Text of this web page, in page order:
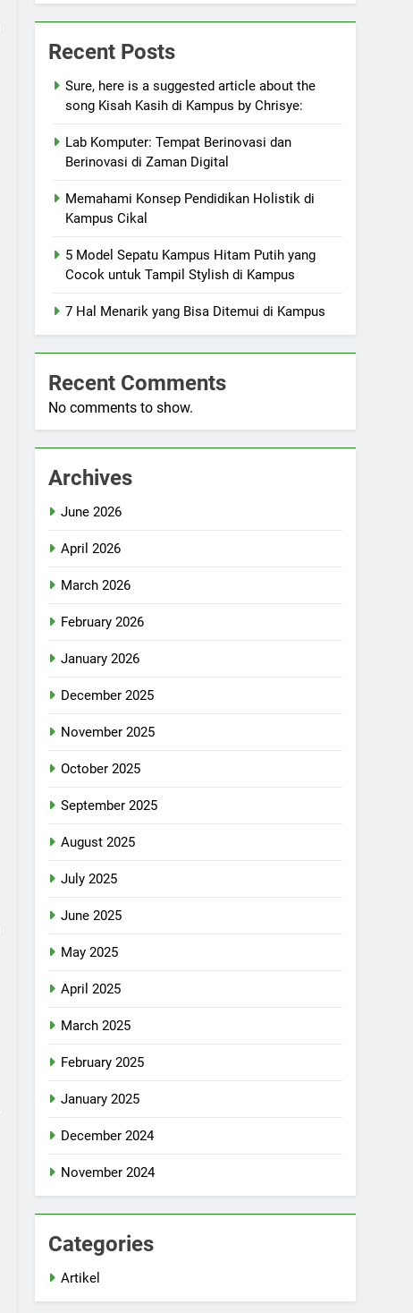
Recent Posts
Sure, here is a suggested article about the
song Kisah Kasih di Kampus by Chrisye:
Lab Komputer: Tempat Berinovasi dan
Berinovasi di Zaman Digital
Memahami Konsep Pendidikan Holistik di
Kampus Cikal
5 Model Sepatu Kampus Hitam Putih yang
Cocok untuk Tampil Stylish di Kampus
7 Hal Menarik yang Bisa Ditemui di Kampus
Recent Comments
No comments to show.
Archives
June 2026
April 2026
March 2026
February 2026
January 2026
December 2025
November 2025
October 2025
September 2025
August 2025
July 2025
June 2025
May 2025
April 2025
March 2025
February 2025
January 2025
December 2024
November 2024
Categories
Artikel